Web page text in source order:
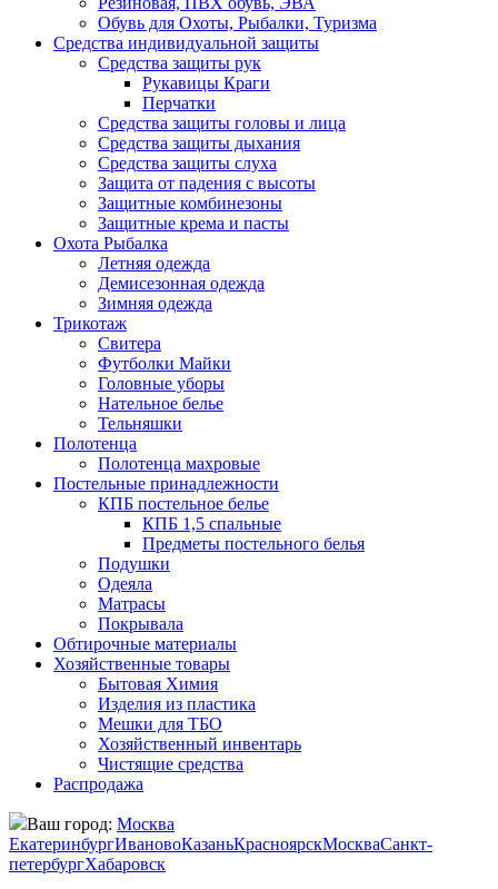
Обувь для Охоты, Рыбалки, Туризма
Средства индивидуальной защиты
Средства защиты рук
Рукавицы Краги
Перчатки
Средства защиты головы и лица
Средства защиты дыхания
Средства защиты слуха
Защита от падения с высоты
Защитные комбинезоны
Защитные крема и пасты
Охота Рыбалка
Летняя одежда
Демисезонная одежда
Зимняя одежда
Трикотаж
Свитера
Футболки Майки
Головные уборы
Нательное белье
Тельняшки
Полотенца
Полотенца махровые
Постельные принадлежности
КПБ постельное белье
КПБ 1,5 спальные
Предметы постельного белья
Подушки
Одеяла
Матрасы
Покрывала
Обтирочные материалы
Хозяйственные товары
Бытовая Химия
Изделия из пластика
Мешки для ТБО
Хозяйственный инвентарь
Чистящие средства
Распродажа
Ваш город: Москва
ЕкатеринбургИвановоКазаньКрасноярскМоскваСанкт-
петербургХабаровск